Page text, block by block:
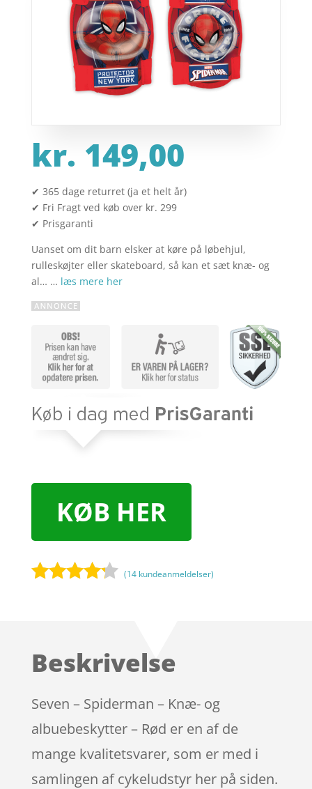
kr. 149,00
✔ 365 dage returret (ja et helt år)
✔ Fri Fragt ved køb over kr. 299
✔ Prisgaranti
Uanset om dit barn elsker at køre på løbehjul,
rulleskøjter eller skateboard, så kan et sæt knæ- og
al… … læs mere her
KØB HER
på
mmelser
(14 kundeanmeldelser)
Beskrivelse
Seven – Spiderman – Knæ- og
albuebeskytter – Rød er en af de
mange kvalitetsvarer, som er med i
samlingen af cykeludstyr her på siden.